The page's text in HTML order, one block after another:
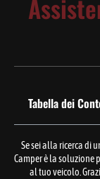
Tabella dei
Se sei alla ricerca di
Camper è la soluzione
al tuo veicolo.